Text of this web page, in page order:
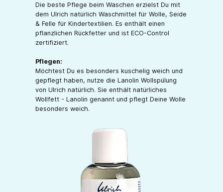
Die beste Pflege beim Waschen erzielst Du mit
dem Ulrich natürlich Waschmittel für Wolle, Seide
& Felle für Kindertextilien. Es enthält einen
pflanzlichen Rückfetter und ist ECO-Control
zertifiziert.
Pflegen:
Möchtest Du es besonders kuschelig weich und
gepflegt haben, nutze die Lanolin Wollspülung
von Ulrich natürlich. Sie enthält natürliches
Wollfett - Lanolin genannt und pflegt Deine Wolle
besonders weich.